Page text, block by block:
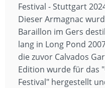
Festival - Stuttgart
Dieser Armagnac
Baraillon im Gers
lang in Long Pond
die zuvor Calvados
Edition wurde für das
Festival" hergestellt